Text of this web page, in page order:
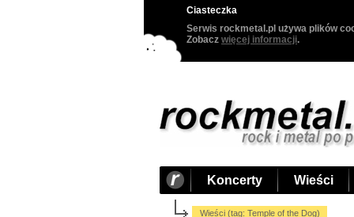
Ciasteczka
Serwis rockmetal.pl używa plików
Zobacz więcej informacji.
Koncerty Wieści
Wieści (tag: Temple of the Dog)